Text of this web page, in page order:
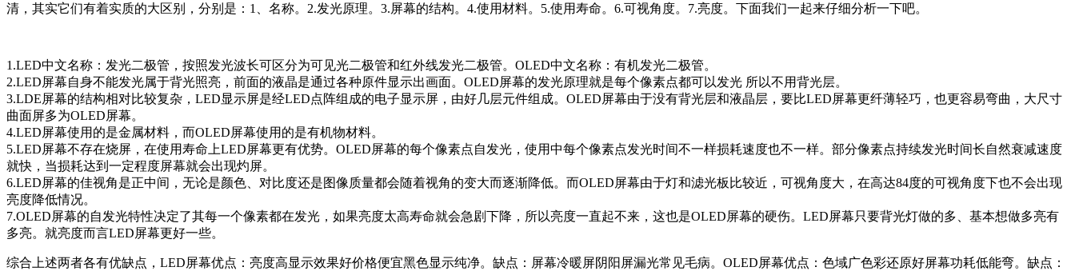
清，其实它们有着实质的大区别，分别是：1、名称。2.发光原理。3.屏幕的结构。4.使用材料。5.使用寿命。6.可视角度。7.亮度。下面我们一起来仔细分析一下吧。
1.LED中文名称：发光二极管，按照发光波长可区分为可见光二极管和红外线发光二极管。OLED中文名称：有机发光二极管。
2.LED屏幕自身不能发光属于背光照亮，前面的液晶是通过各种原件显示出画面。OLED屏幕的发光原理就是每个像素点都可以发光 所以不用背光层。
3.LDE屏幕的结构相对比较复杂，LED显示屏是经LED点阵组成的电子显示屏，由好几层元件组成。OLED屏幕由于没有背光层和液晶层，要比LED屏幕更纤薄轻巧，也更容易弯曲，大尺寸
曲面屏多为OLED屏幕。
4.LED屏幕使用的是金属材料，而OLED屏幕使用的是有机物材料。
5.LED屏幕不存在烧屏，在使用寿命上LED屏幕更有优势。OLED屏幕的每个像素点自发光，使用中每个像素点发光时间不一样损耗速度也不一样。部分像素点持续发光时间长自然衰减速度
就快，当损耗达到一定程度屏幕就会出现灼屏。
6.LED屏幕的佳视角是正中间，无论是颜色、对比度还是图像质量都会随着视角的变大而逐渐降低。而OLED屏幕由于灯和滤光板比较近，可视角度大，在高达84度的可视角度下也不会出现
亮度降低情况。
7.OLED屏幕的自发光特性决定了其每一个像素都在发光，如果亮度太高寿命就会急剧下降，所以亮度一直起不来，这也是OLED屏幕的硬伤。LED屏幕只要背光灯做的多、基本想做多亮有
多亮。就亮度而言LED屏幕更好一些。
综合上述两者各有优缺点，LED屏幕优点：亮度高显示效果好价格便宜黑色显示纯净。缺点：屏幕冷暖屏阴阳屏漏光常见毛病。OLED屏幕优点：色域广色彩还原好屏幕功耗低能弯。缺点：